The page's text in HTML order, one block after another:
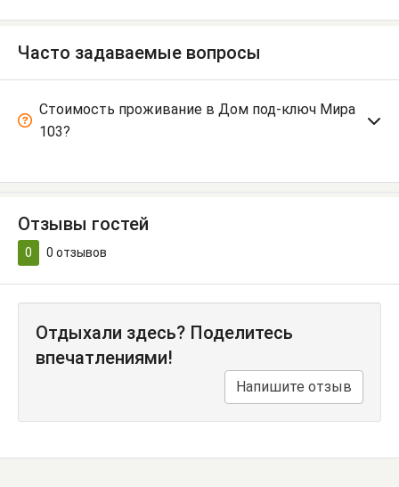
Часто задаваемые вопросы
Стоимость проживание в Дом под-ключ Мира
103?
Отзывы гостей
0 0 отзывов
Отдыхали здесь? Поделитесь
впечатлениями!
Напишите отзыв